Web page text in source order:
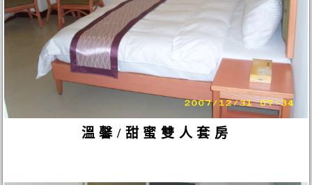
溫馨/甜蜜雙人套房